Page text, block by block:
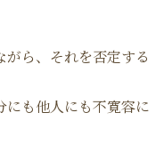
がら、それを否定する
にも他人にも不寛容に